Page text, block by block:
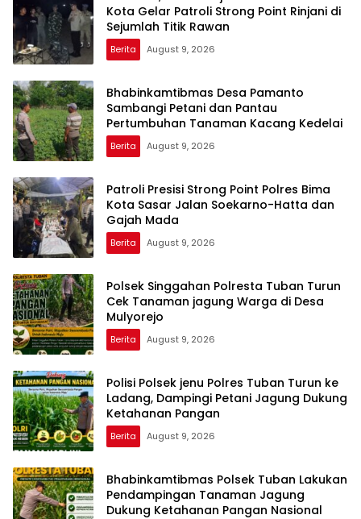
Kota Gelar Patroli Strong Point Rinjani di
Sejumlah Titik Rawan
Berita August 9, 2026
Bhabinkamtibmas Desa Pamanto
Sambangi Petani dan Pantau
Pertumbuhan Tanaman Kacang Kedelai
Berita August 9, 2026
Patroli Presisi Strong Point Polres Bima
Kota Sasar Jalan Soekarno-Hatta dan
Gajah Mada
Berita August 9, 2026
Polsek Singgahan Polresta Tuban Turun
Cek Tanaman jagung Warga di Desa
Mulyorejo
Berita August 9, 2026
Polisi Polsek jenu Polres Tuban Turun ke
Ladang, Dampingi Petani Jagung Dukung
Ketahanan Pangan
Berita August 9, 2026
Bhabinkamtibmas Polsek Tuban Lakukan
Pendampingan Tanaman Jagung
Dukung Ketahanan Pangan Nasional